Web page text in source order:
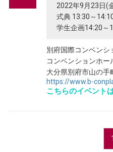
2022年9月23日(
式典 13:30～
学生企画14:20～
別府国際コンベンシ
コンベンションホー
大分県別府市山の手
https://www.b-
こちらのイベント
1